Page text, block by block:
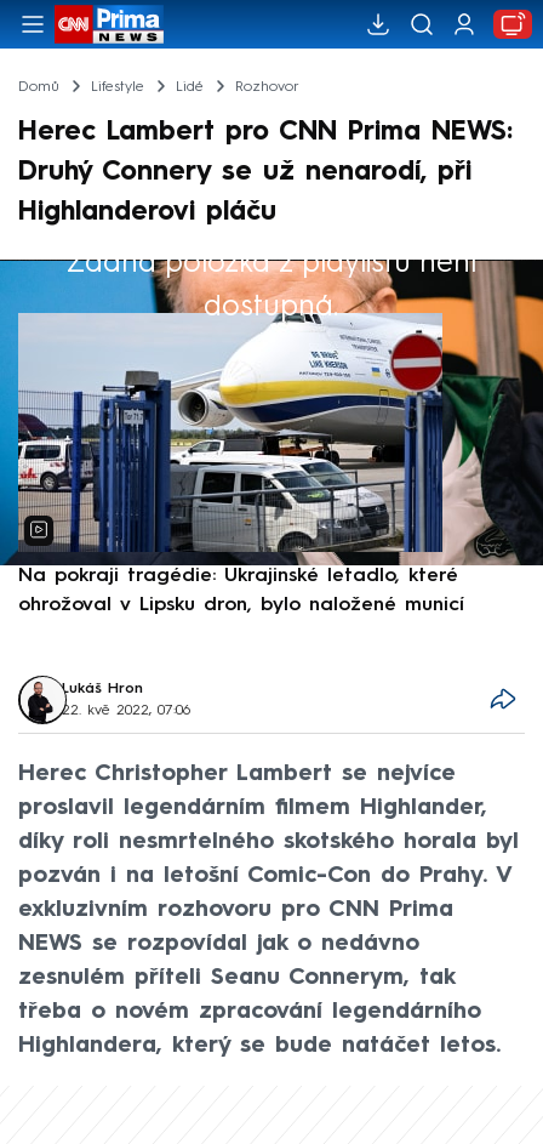
Domů Lifestyle Lidé Rozhovor
Herec Lambert pro CNN Prima NEWS:
Druhý Connery se už nenarodí, při
Highlanderovi pláču
Žádná položka z playlistu není
dostupná.
Výběr redakce
Na pokraji tragédie: Ukrajinské letadlo, které
ohrožoval v Lipsku dron, bylo naložené municí
Lukáš Hron
22. kvě 2022, 07:06
Herec Christopher Lambert se nejvíce
proslavil legendárním filmem Highlander,
díky roli nesmrtelného skotského horala byl
pozván i na letošní Comic-Con do Prahy. V
exkluzivním rozhovoru pro CNN Prima
NEWS se rozpovídal jak o nedávno
zesnulém příteli Seanu Connerym, tak
třeba o novém zpracování legendárního
Highlandera, který se bude natáčet letos.